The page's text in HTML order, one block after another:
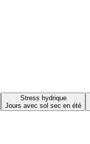
Stress hydrique
Jours avec sol sec en été